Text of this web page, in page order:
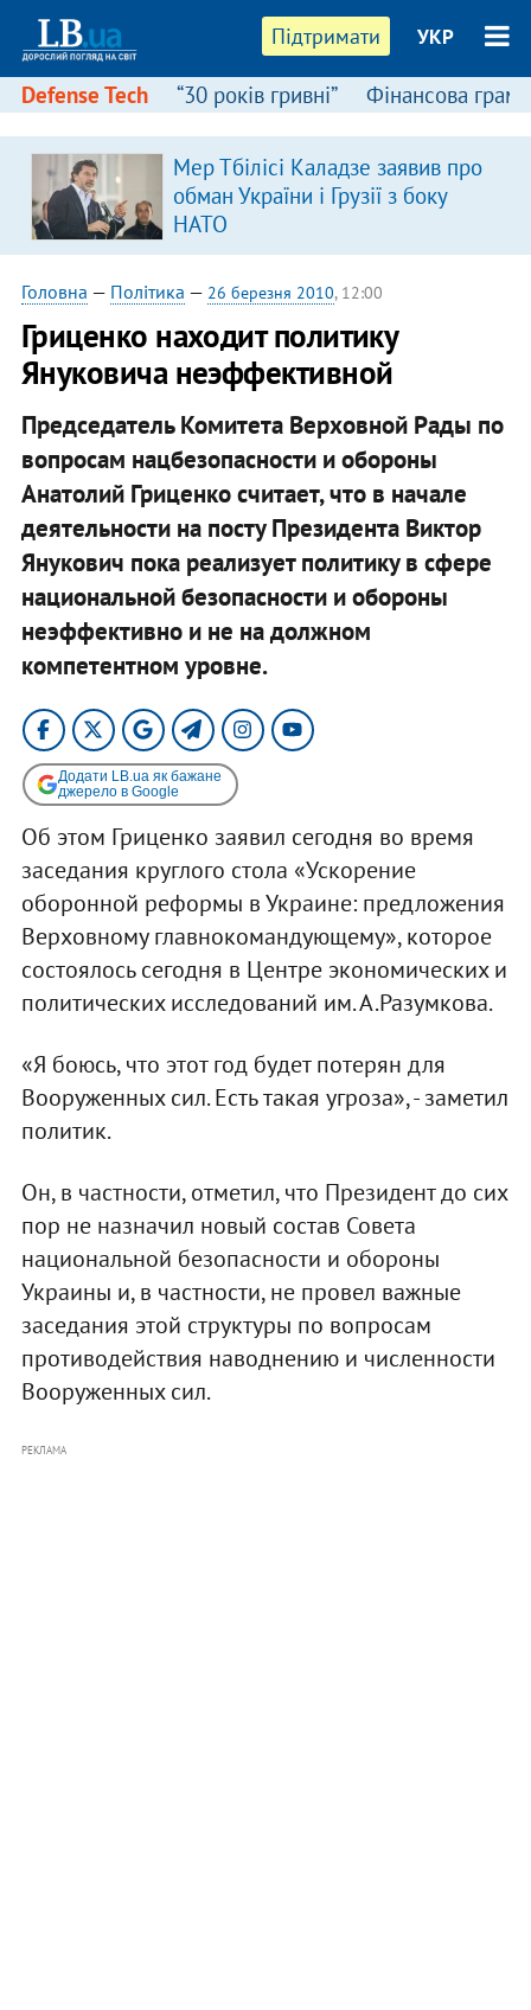
Підтримати УКР
Defense Tech “30 років гривні” Фінансова
Мер Тбілісі Каладзе заявив про
обман України і Грузії з боку
НАТО
Головна — Політика — 26 березня 2010, 12:00
Гриценко находит политику
Януковича неэффективной
Председатель Комитета Верховной Рады по
вопросам нацбезопасности и обороны
Анатолий Гриценко считает, что в начале
деятельности на посту Президента Виктор
Янукович пока реализует политику в сфере
национальной безопасности и обороны
неэффективно и не на должном
компетентном уровне.
Додати LB.ua як бажане
джерело в Google
Об этом Гриценко заявил сегодня во время
заседания круглого стола «Ускорение
оборонной реформы в Украине: предложения
Верховному главнокомандующему», которое
состоялось сегодня в Центре экономических и
политических исследований им. А.Разумкова.
«Я боюсь, что этот год будет потерян для
Вооруженных сил. Есть такая угроза», - заметил
политик.
Он, в частности, отметил, что Президент до сих
пор не назначил новый состав Совета
национальной безопасности и обороны
Украины и, в частности, не провел важные
заседания этой структуры по вопросам
противодействия наводнению и численности
Вооруженных сил.
РЕКЛАМА